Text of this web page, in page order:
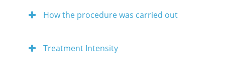
How the procedure was carried out
Treatment Intensity